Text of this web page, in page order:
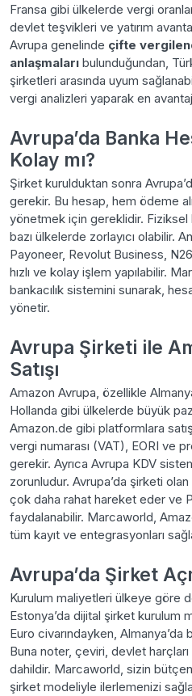
Fransa gibi ülkelerde vergi
devlet teşvikleri ve yatırım
Avrupa genelinde çifte
anlaşmaları bulunduğundan,
şirketleri arasında uyum
vergi analizleri yaparak en
Avrupa’da Banka
Kolay mı?
Şirket kurulduktan sonra
gerekir. Bu hesap, hem ödeme
yönetmek için gereklidir.
bazı ülkelerde zorlayıcı olabilir.
Payoneer, Revolut Business,
hızlı ve kolay işlem yapılabilir.
bankacılık sistemini sunarak,
yönetir.
Avrupa Şirketi ile
Satışı
Amazon Avrupa, özellikle
Hollanda gibi ülkelerde büyük
Amazon.de gibi platformlara
vergi numarası (VAT), EORI ve
gerekir. Ayrıca Avrupa KDV
zorunludur. Avrupa’da şirketi
çok daha rahat hareket eder ve
faydalanabilir. Marcaworld,
tüm kayıt ve entegrasyonları
Avrupa’da Şirket
Kurulum maliyetleri ülkeye göre
Estonya’da dijital şirket kurulum
Euro civarındayken, Almanya’da
Buna noter, çeviri, devlet harçları
dahildir. Marcaworld, sizin
şirket modeliyle ilerlemenizi